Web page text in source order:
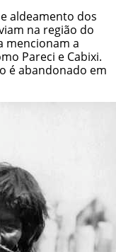
aldeamento dos
na região do
mencionam a
Pareci e Cabixi.
é abandonado em